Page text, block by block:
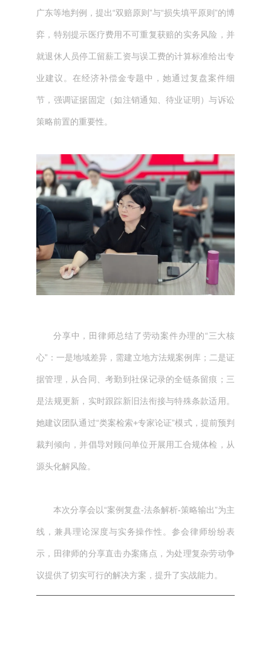
广东等地判例，提出“双赔原则”与“损失填平原则”的博
弈，特别提示医疗费用不可重复获赔的实务风险，并
就退休人员停工留薪工资与误工费的计算标准给出专
业建议。在经济补偿金专题中，她通过复盘案件细
节，强调证据固定（如注销通知、待业证明）与诉讼
策略前置的重要性。
分享中，田律师总结了劳动案件办理的“三大核
心”：一是地域差异，需建立地方法规案例库；二是证
据管理，从合同、考勤到社保记录的全链条留痕；三
是法规更新，实时跟踪新旧法衔接与特殊条款适用。
她建议团队通过“类案检索+专家论证”模式，提前预判
裁判倾向，并倡导对顾问单位开展用工合规体检，从
源头化解风险。
本次分享会以“案例复盘-法条解析-策略输出”为主
线，兼具理论深度与实务操作性。参会律师纷纷表
示，田律师的分享直击办案痛点，为处理复杂劳动争
议提供了切实可行的解决方案，提升了实战能力。